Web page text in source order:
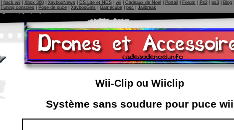
hack wii| Xbox 360| XavboxNews DS Lite et NDS| wii| Cadeaux de Noel Portail Forum Ps2| ps3| Blog|
Tuning consoles
Pose de puce XavboxGirls Gamecube ps4 Jailbreak
Wii-Clip ou Wiiclip
Système sans soudure pour puce wii